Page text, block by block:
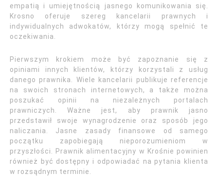
empatią i umiejętnością jasnego komunikowania się.
Krosno oferuje szereg kancelarii prawnych i
indywidualnych adwokatów, którzy mogą spełnić te
oczekiwania.
Pierwszym krokiem może być zapoznanie się z
opiniami innych klientów, którzy korzystali z usług
danego prawnika. Wiele kancelarii publikuje referencje
na swoich stronach internetowych, a także można
poszukać opinii na niezależnych portalach
prawniczych. Ważne jest, aby prawnik jasno
przedstawił swoje wynagrodzenie oraz sposób jego
naliczania. Jasne zasady finansowe od samego
początku zapobiegają nieporozumieniom w
przyszłości. Prawnik alimentacyjny w Krośnie powinien
również być dostępny i odpowiadać na pytania klienta
w rozsądnym terminie.